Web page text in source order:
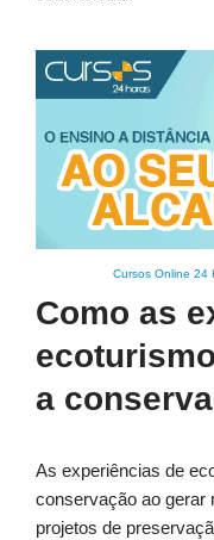
Cursos Online 24
Como as
a
As experiências de
conservação ao gerar
projetos de